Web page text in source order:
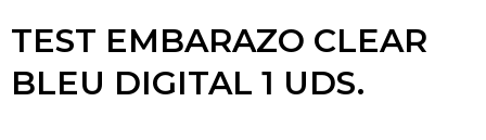
TEST EMBARAZO CLEAR
BLEU DIGITAL 1 UDS.